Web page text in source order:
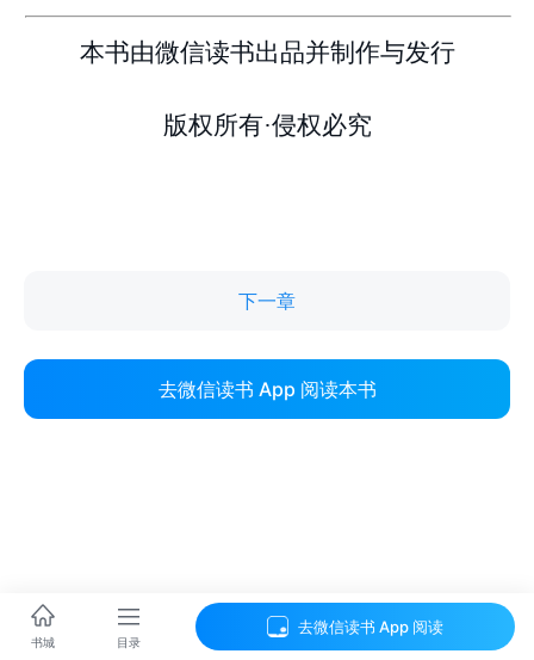
下一章
去微信读书 App 阅读本书
书城 目录
去微信读书 App 阅读